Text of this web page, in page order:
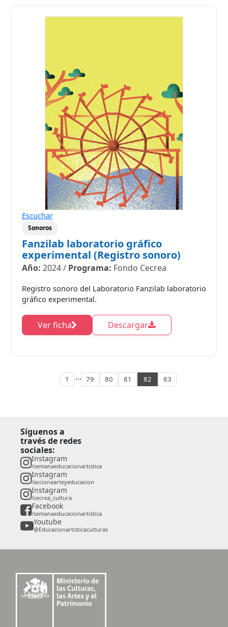
Escuchar
Sonoros
Fanzilab laboratorio gráfico
experimental (Registro sonoro)
Año: 2024/ Programa: Fondo Cecrea
Registro sonoro del Laboratorio Fanzilab laboratorio
gráfico experimental.
Ver ficha Descargar
1 ... 79 80 81 82 83
Síguenos a
través de redes
sociales:
Instagram
/semanaeducacionartistica
Instagram
/accionaarteyeducacion
Instagram
/cecrea_cultura
Facebook
/semanaeducacionartistica
Youtube
@Educacionartisticaculturas